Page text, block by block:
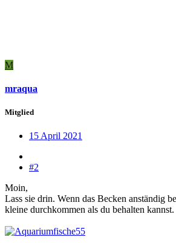
M
mraqua
Mitglied
15 April 2021
#2
Moin,
Lass sie drin. Wenn das Becken anständig
kleine durchkommen als du behalten kannst.